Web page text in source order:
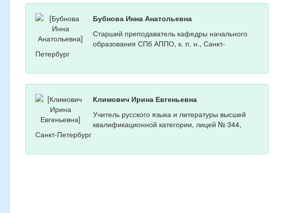
Бубнова Инна Анатольевна
Старший преподаватель кафедры начального
образования СПб АППО, к. п. н., Санкт-
Петербург
Климович Ирина Евгеньевна
Учитель русского языка и литературы высшей
квалификационной категории, лицей № 344,
Санкт-Петербург